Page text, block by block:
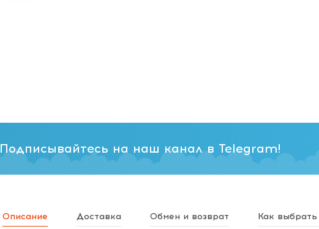
Подписывайтесь на наш канал в Telegram!
Описание Доставка Обмен и возврат Как выбрать